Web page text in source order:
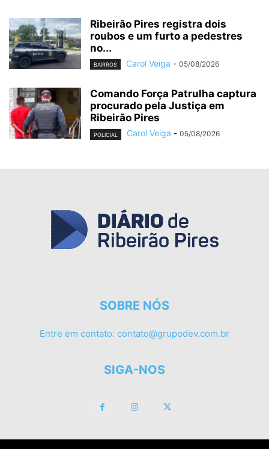
Ribeirão Pires registra dois
roubos e um furto a pedestres
no...
BAIRROS Carol Veiga - 05/08/2026
Comando Força Patrulha captura
procurado pela Justiça em
Ribeirão Pires
POLICIAL Carol Veiga - 05/08/2026
SOBRE NÓS
Entre em contato: contato@grupodev.com.br
SIGA-NOS